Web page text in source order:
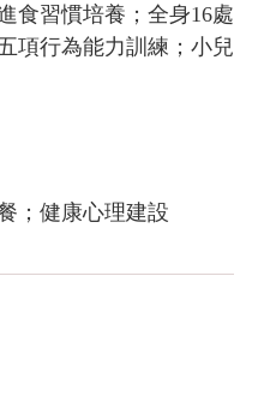
食習慣培養；全身16處
項行為能力訓練；小兒
；健康心理建設